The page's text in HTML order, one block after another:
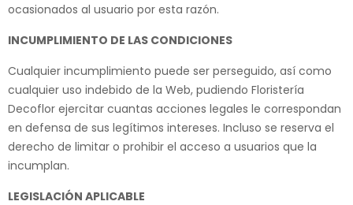
ocasionados al usuario por esta razón.
INCUMPLIMIENTO DE LAS CONDICIONES
Cualquier incumplimiento puede ser perseguido, así como
cualquier uso indebido de la Web, pudiendo Floristería
Decoflor ejercitar cuantas acciones legales le correspondan
en defensa de sus legítimos intereses. Incluso se reserva el
derecho de limitar o prohibir el acceso a usuarios que la
incumplan.
LEGISLACIÓN APLICABLE